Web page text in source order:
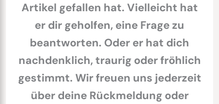
Artikel gefallen hat. Vielleicht hat
er dir geholfen, eine Frage zu
beantworten. Oder er hat dich
nachdenklich, traurig oder fröhlich
gestimmt. Wir freuen uns jederzeit
über deine Rückmeldung oder